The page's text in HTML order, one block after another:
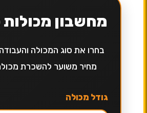
מחשבון
בחרו את סוג המכולה והעבודה
מחיר משוער להשכרת
גודל מכולה